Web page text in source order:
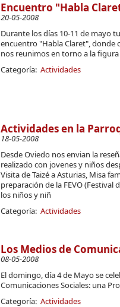
Encuentro "Habla
20-05-2008
Durante los días 10-11 de mayo
encuentro "Habla Claret", donde
nos reunimos en torno a la figura
Categoría: Actividades
Actividades en la
18-05-2008
Desde Oviedo nos envian la
realizado con jovenes y niños
Visita de Taizé a Asturias, Misa
preparación de la FEVO (Festival
los niños y niñ
Categoría: Actividades
Los Medios de
08-05-2008
El domingo, día 4 de Mayo se
Comunicaciones Sociales: una
Categoría: Actividades